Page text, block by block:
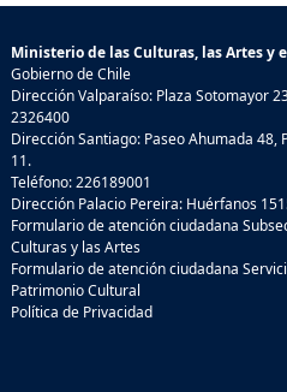
Ministerio de las Culturas, las Artes y
Gobierno de Chile
Dirección Valparaíso: Plaza Sotomayor
2326400
Dirección Santiago: Paseo Ahumada 48,
11.
Teléfono: 226189001
Dirección Palacio Pereira: Huérfanos
Formulario de atención ciudadana
Culturas y las Artes
Formulario de atención ciudadana
Patrimonio Cultural
Política de Privacidad